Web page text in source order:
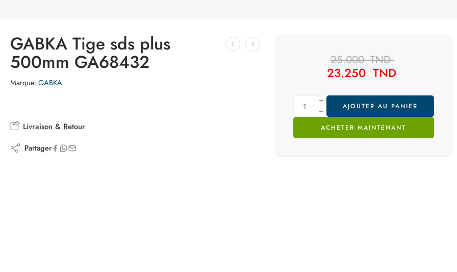
GABKA Tige sds plus
500mm GA68432
Marque: GABKA
Livraison & Retour
Partager
25.000TND
23.250 TND
AJOUTER AU PANIER
ACHETER MAINTENANT